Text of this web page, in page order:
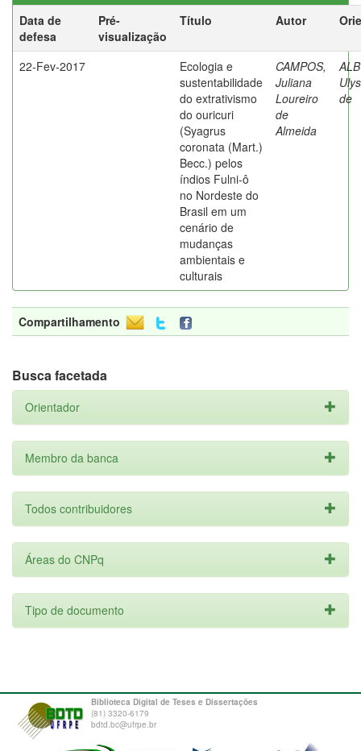
Data de
defesa
Pré-
visualização
Título Autor
22-Fev-2017
Ecologia e
sustentabilidade
do extrativismo
do ouricuri
(Syagrus
coronata (Mart.)
Becc.) pelos
índios Fulni-ô
no Nordeste do
Brasil em um
cenário de
mudanças
ambientais e
culturais
CAMPOS,
Juliana
Loureiro
de
Almeida
de
Compartilhamento
Busca facetada
Orientador
Membro da banca
Todos contribuidores
Áreas do CNPq
Tipo de documento
Biblioteca Digital de Teses e Dissertações
(81) 3320-6179
bdtd.bc@ufrpe.br